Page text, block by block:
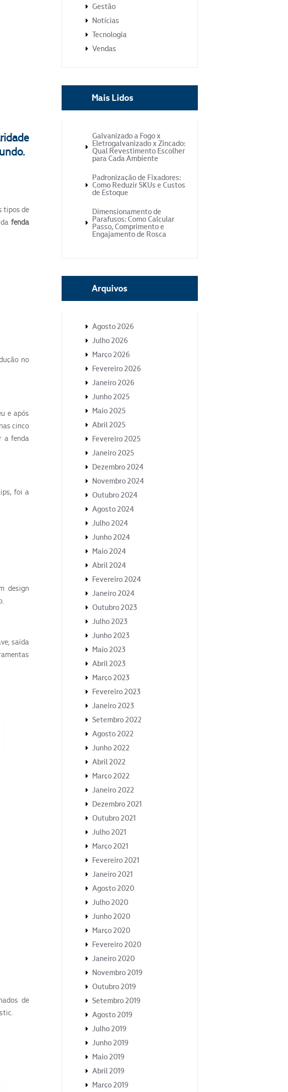
tipos de
fenda
no
e após
cinco
a fenda
foi a
design
saída
de
Gestão
Notícias
Tecnologia
Vendas
Mais Lidos
Galvanizado a Fogo x
Eletrogalvanizado x Zincado:
Qual Revestimento Escolher
para Cada Ambiente
Padronização de Fixadores:
Como Reduzir SKUs e Custos
de Estoque
Dimensionamento de
Parafusos: Como Calcular
Passo, Comprimento e
Engajamento de Rosca
Arquivos
Agosto 2026
Julho 2026
Março 2026
Fevereiro 2026
Janeiro 2026
Junho 2025
Maio 2025
Abril 2025
Fevereiro 2025
Janeiro 2025
Dezembro 2024
Novembro 2024
Outubro 2024
Agosto 2024
Julho 2024
Junho 2024
Maio 2024
Abril 2024
Fevereiro 2024
Janeiro 2024
Outubro 2023
Julho 2023
Junho 2023
Maio 2023
Abril 2023
Março 2023
Fevereiro 2023
Janeiro 2023
Setembro 2022
Agosto 2022
Junho 2022
Abril 2022
Março 2022
Janeiro 2022
Dezembro 2021
Outubro 2021
Julho 2021
Março 2021
Fevereiro 2021
Janeiro 2021
Agosto 2020
Julho 2020
Junho 2020
Março 2020
Fevereiro 2020
Janeiro 2020
Novembro 2019
Outubro 2019
Setembro 2019
Agosto 2019
Julho 2019
Junho 2019
Maio 2019
Abril 2019
Março 2019